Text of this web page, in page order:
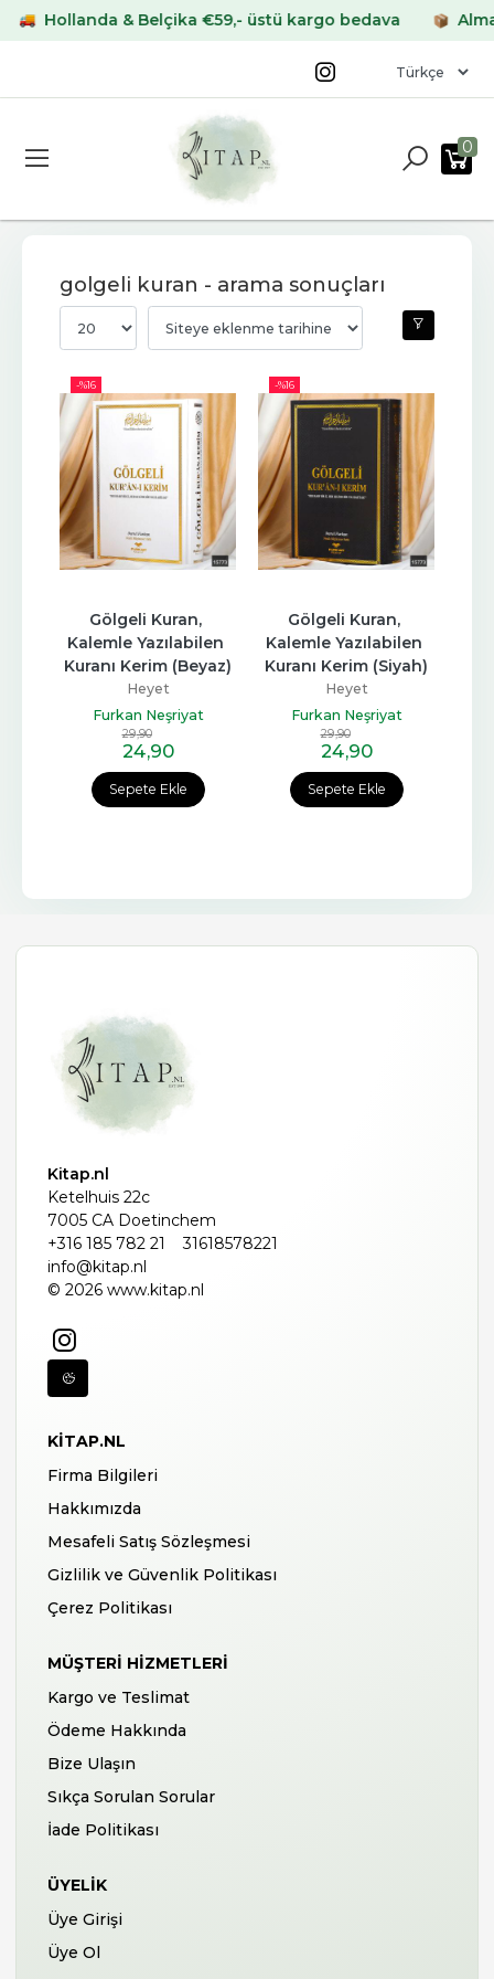
Hollanda & Belçika €59,- üstü kargo bedava
0
golgeli kuran - arama sonuçları
-%16
Sepete Ekle
Gölgeli Kuran,
Kalemle Yazılabilen
Kuranı Kerim (Beyaz)
Heyet
Furkan Neşriyat
29,90
24,90
-%16
Sepete Ekle
Gölgeli Kuran,
Kalemle Yazılabilen
Kuranı Kerim (Siyah)
Heyet
Furkan Neşriyat
29,90
24,90
Kitap.nl
Ketelhuis 22c
7005 CA Doetinchem
+316 185 782 21
31618578221
info@kitap.nl
© 2026 www.kitap.nl
KITAP.NL
Firma Bilgileri
Hakkımızda
Mesafeli Satış Sözleşmesi
Gizlilik ve Güvenlik Politikası
Çerez Politikası
MÜŞTERI HIZMETLERI
Kargo ve Teslimat
Ödeme Hakkında
Bize Ulaşın
Sıkça Sorulan Sorular
İade Politikası
ÜYELIK
Üye Girişi
Üye Ol